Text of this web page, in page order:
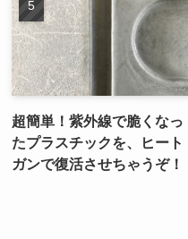
超簡単！紫外線で脆くなっ
たプラスチックを、ヒート
ガンで復活させちゃうぞ！